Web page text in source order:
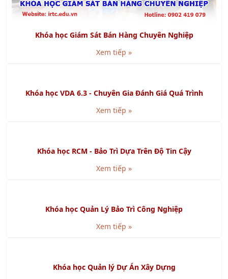
Powerpoint
Xem tiếp »
Xem tiếp »